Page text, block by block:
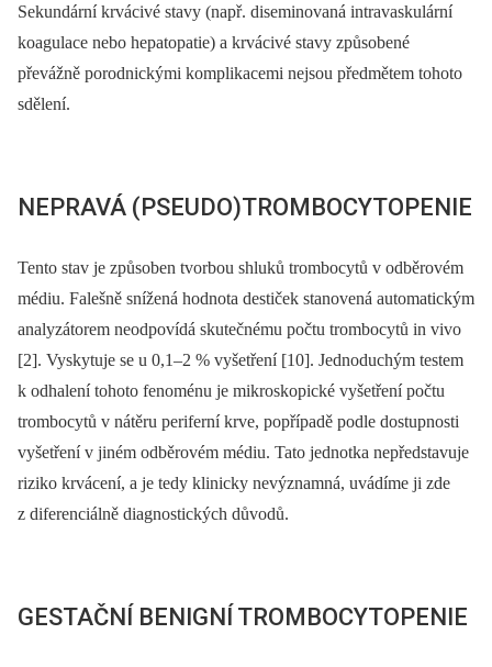
Sekundární krvácivé stavy (např. diseminovaná intravaskulární
koagulace nebo hepatopatie) a krvácivé stavy způsobené
převážně porodnickými komplikacemi nejsou předmětem tohoto
sdělení.
NEPRAVÁ (PSEUDO)TROMBOCYTOPENIE
Tento stav je způsoben tvorbou shluků trombocytů v odběrovém
médiu. Falešně snížená hodnota destiček stanovená automatickým
analyzátorem neodpovídá skutečnému počtu trombocytů in vivo
[2]. Vyskytuje se u 0,1–2 % vyšetření [10]. Jednoduchým testem
k odhalení tohoto fenoménu je mikroskopické vyšetření počtu
trombocytů v nátěru periferní krve, popřípadě podle dostupnosti
vyšetření v jiném odběrovém médiu. Tato jednotka nepředstavuje
riziko krvácení, a je tedy klinicky nevýznamná, uvádíme ji zde
z diferenciálně diagnostických důvodů.
GESTAČNÍ BENIGNÍ TROMBOCYTOPENIE